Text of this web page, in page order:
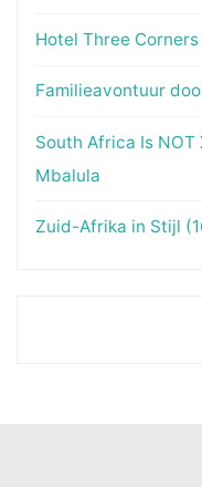
Hotel Three
Familieavontuur
South Africa Is
Mbalula
Zuid-Afrika in Stijl